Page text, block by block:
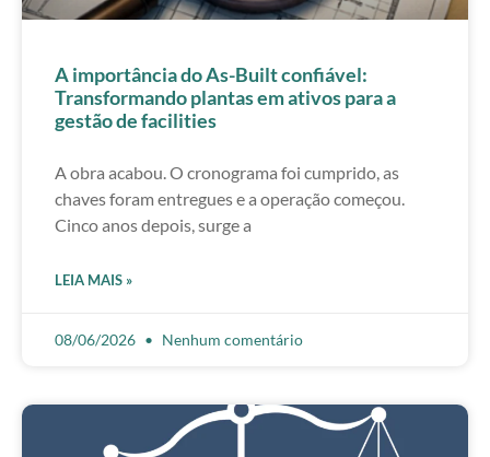
A importância do As-Built confiável:
Transformando plantas em ativos para a
gestão de facilities
A obra acabou. O cronograma foi cumprido, as
chaves foram entregues e a operação começou.
Cinco anos depois, surge a
LEIA MAIS »
08/06/2026 Nenhum comentário